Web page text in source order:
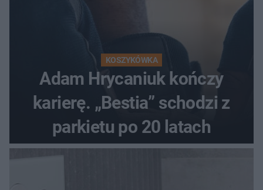
KOSZYKÓWKA
Adam Hrycaniuk kończy
karierę. „Bestia” schodzi z
parkietu po 20 latach